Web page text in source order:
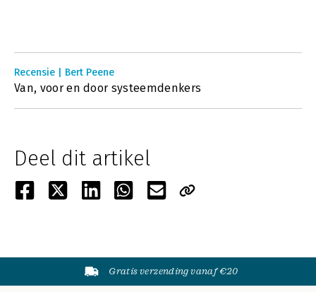
Recensie | Bert Peene
Van, voor en door systeemdenkers
Deel dit artikel
Gratis verzending vanaf €20